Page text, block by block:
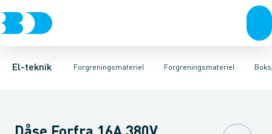
El-teknik Forgreningsmateriel
Afbrydere, stikkontakter & lampeudtagForgreningsmateriel
Forgreningsmateriel
KabelgennemføringsmaterielRækkeklemmerTilslutning og
Pakningssæt til installationsbokse KlemkasseAfstandsringe